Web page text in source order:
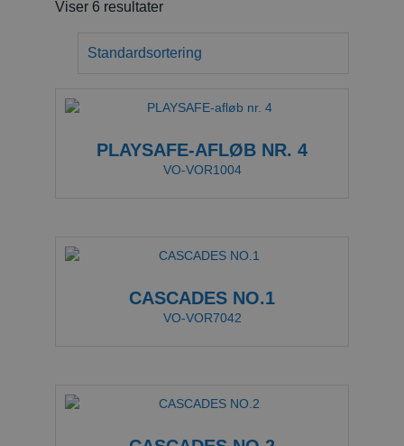
Viser 6 resultater
PLAYSAFE-AFLØB NR. 4
VO-VOR1004
CASCADES NO.1
VO-VOR7042